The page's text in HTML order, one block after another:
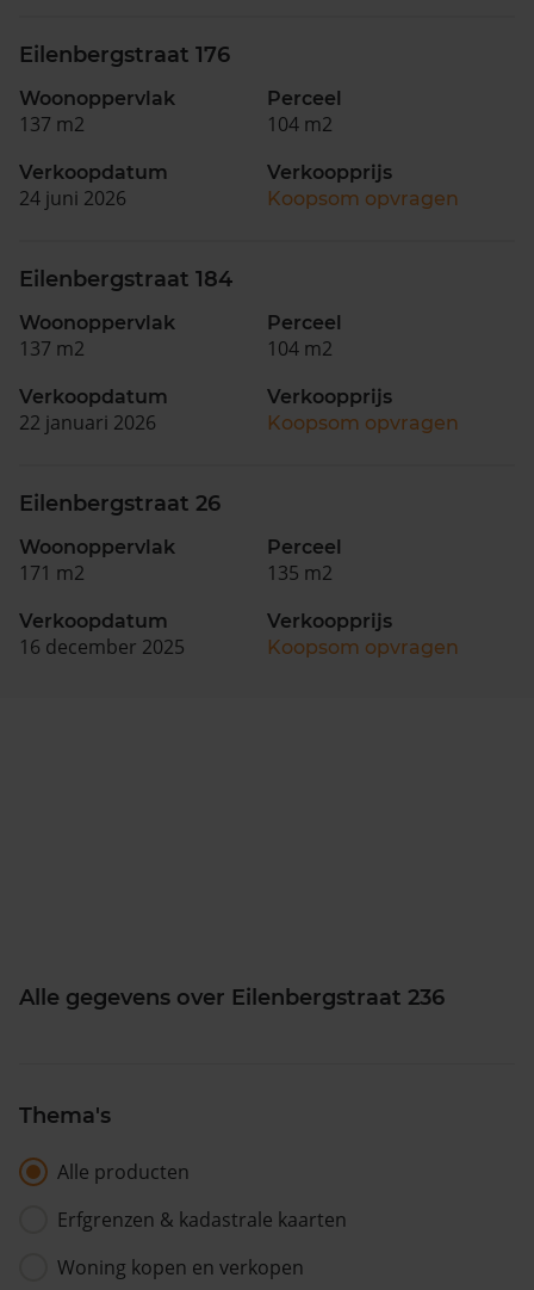
Eilenbergstraat 176
Woonoppervlak
137 m2
Perceel
104 m2
Verkoopdatum
24 juni 2026
Verkoopprijs
Koopsom opvragen
Eilenbergstraat 184
Woonoppervlak
137 m2
Perceel
104 m2
Verkoopdatum
22 januari 2026
Verkoopprijs
Koopsom opvragen
Eilenbergstraat 26
Woonoppervlak
171 m2
Perceel
135 m2
Verkoopdatum
16 december 2025
Verkoopprijs
Koopsom opvragen
Alle gegevens over Eilenbergstraat 236
Thema's
Alle producten
Erfgrenzen & kadastrale kaarten
Woning kopen en verkopen